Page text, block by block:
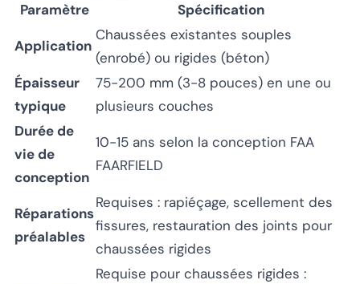
Paramètre
Spécification
Application
Chaussées existantes souples
(enrobé) ou rigides (béton)
Épaisseur
typique
75-200 mm (3-8 pouces) en une ou
plusieurs couches
Durée de
vie de
conception
10-15 ans selon la conception FAA
FAARFIELD
Réparations
préalables
Requises : rapiéçage, scellement des
fissures, restauration des joints pour
chaussées rigides
Requise pour chaussées rigides :